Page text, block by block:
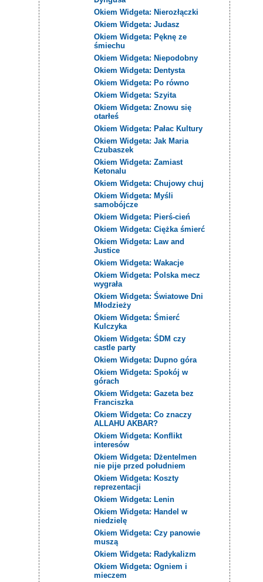
Okiem Widgeta: Nierozłączki
Okiem Widgeta: Judasz
Okiem Widgeta: Pęknę ze
śmiechu
Okiem Widgeta: Niepodobny
Okiem Widgeta: Dentysta
Okiem Widgeta: Po równo
Okiem Widgeta: Szyita
Okiem Widgeta: Znowu się
otarłeś
Okiem Widgeta: Pałac Kultury
Okiem Widgeta: Jak Maria
Czubaszek
Okiem Widgeta: Zamiast
Ketonalu
Okiem Widgeta: Chujowy chuj
Okiem Widgeta: Myśli
samobójcze
Okiem Widgeta: Pierś-cień
Okiem Widgeta: Ciężka śmierć
Okiem Widgeta: Law and
Justice
Okiem Widgeta: Wakacje
Okiem Widgeta: Polska mecz
wygrała
Okiem Widgeta: Światowe Dni
Młodzieży
Okiem Widgeta: Śmierć
Kulczyka
Okiem Widgeta: ŚDM czy
castle party
Okiem Widgeta: Dupno góra
Okiem Widgeta: Spokój w
górach
Okiem Widgeta: Gazeta bez
Franciszka
Okiem Widgeta: Co znaczy
ALLAHU AKBAR?
Okiem Widgeta: Konflikt
interesów
Okiem Widgeta: Dżentelmen
nie pije przed południem
Okiem Widgeta: Koszty
reprezentacji
Okiem Widgeta: Lenin
Okiem Widgeta: Handel w
niedzielę
Okiem Widgeta: Czy panowie
muszą
Okiem Widgeta: Radykalizm
Okiem Widgeta: Ogniem i
mieczem